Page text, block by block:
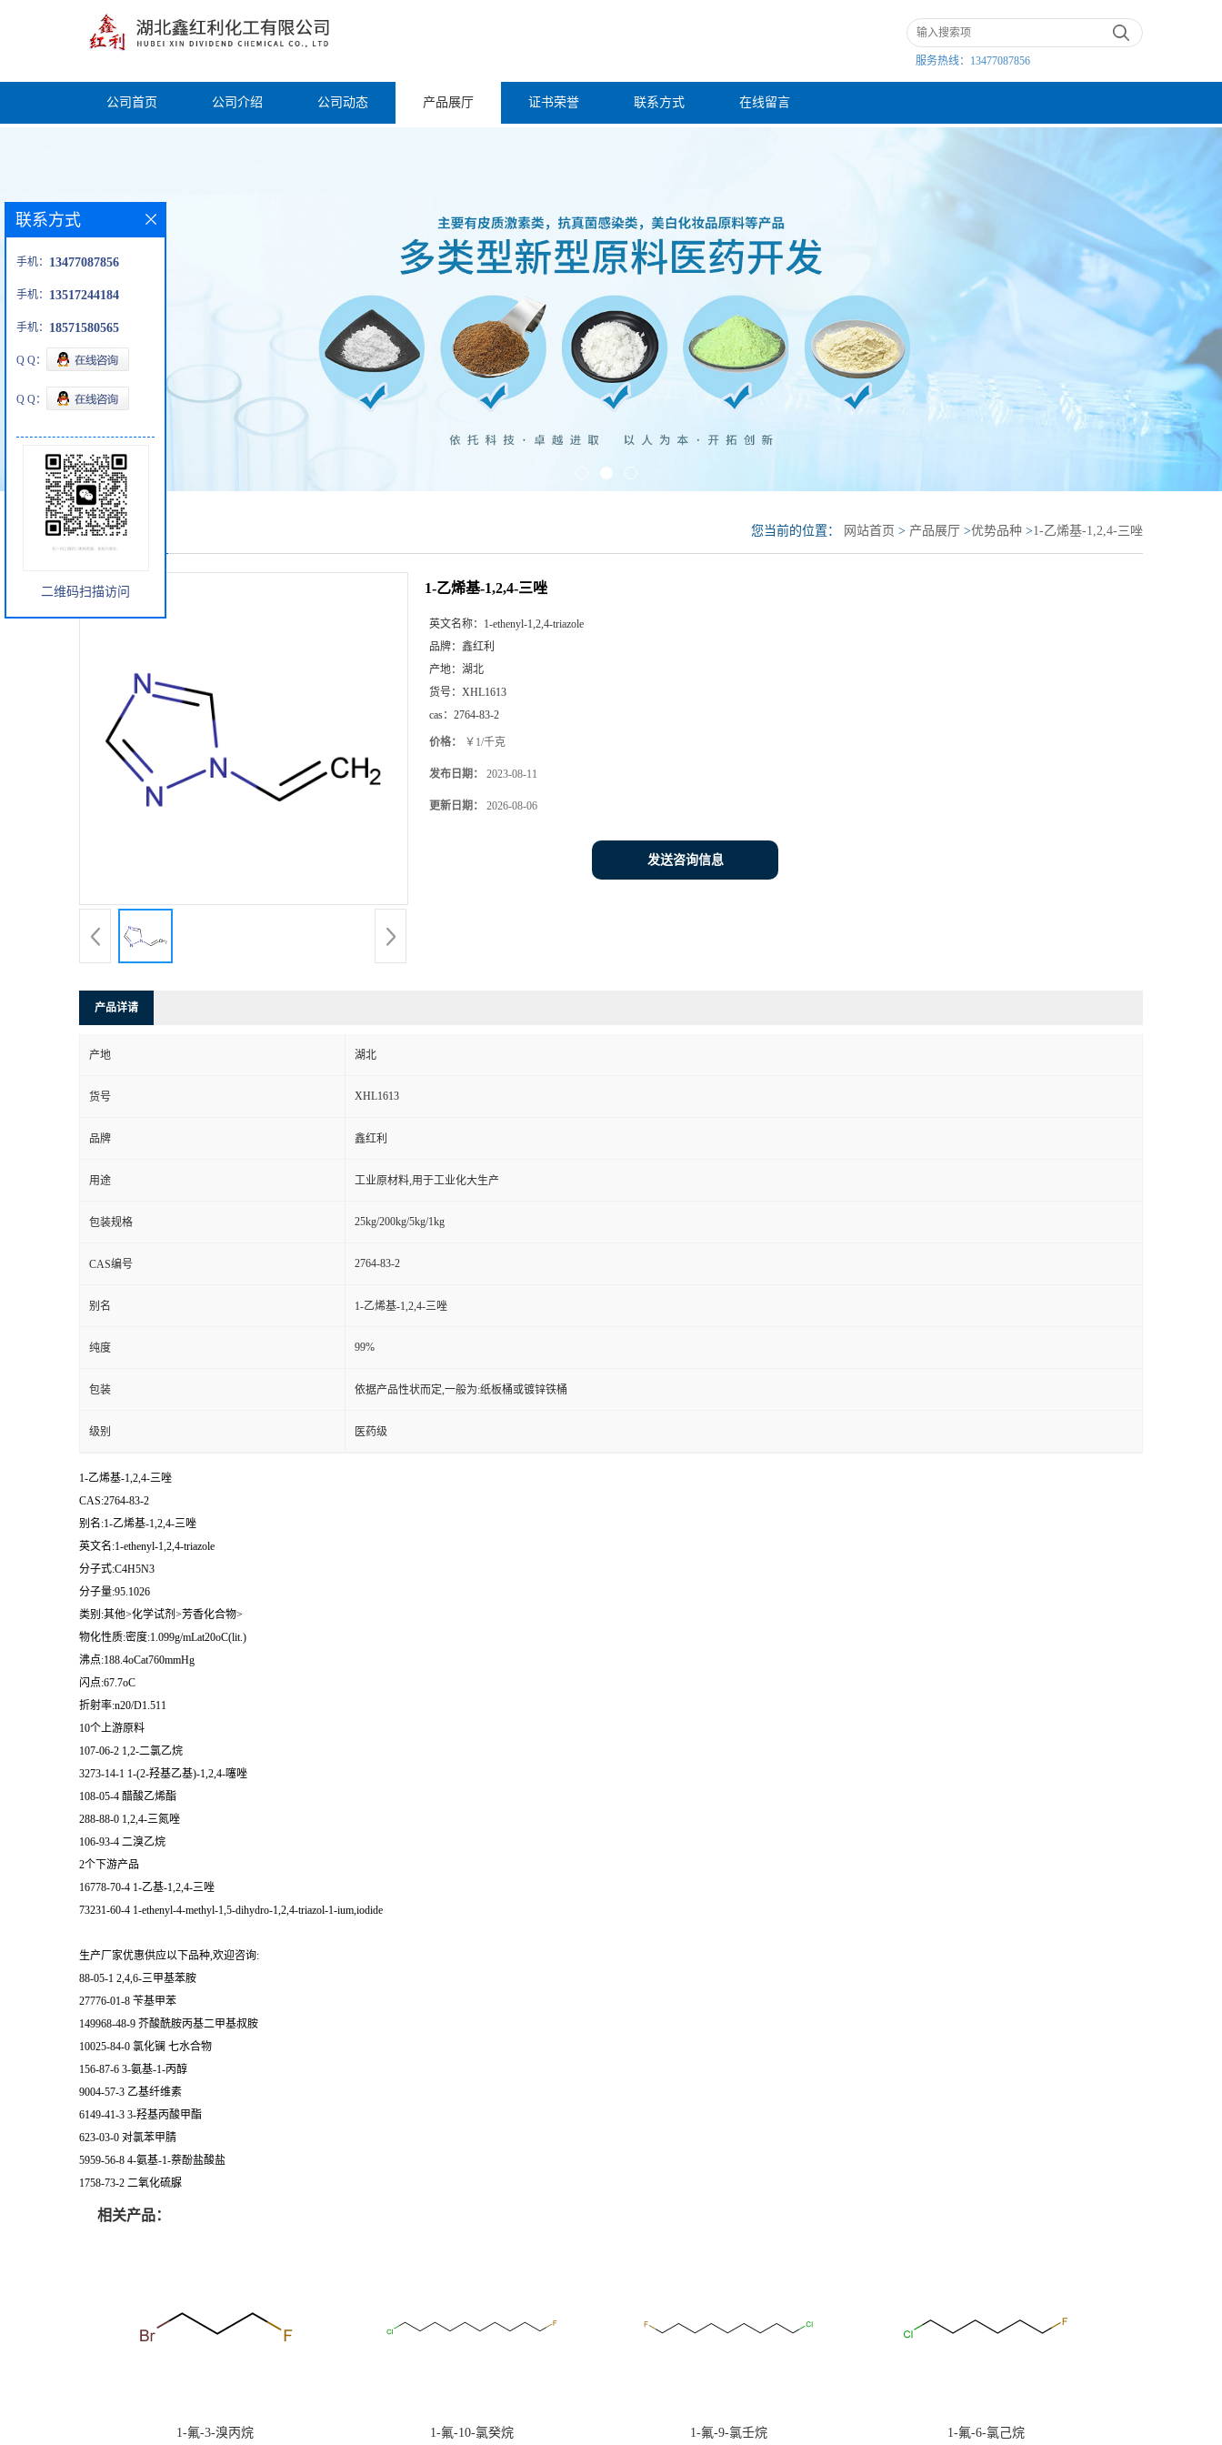
服务热线： 13477087856
公司首页 公司介绍 公司动态 产品展厅 证书荣誉 联系方式 在线留言
产品展厅 您当前的位置： 网站首页 > 产品展厅 >优势品种 >1-乙烯基-1,2,4-三唑
1-乙烯基-1,2,4-三唑
英文名称： 1-ethenyl-1,2,4-triazole
品牌： 鑫红利
产地： 湖北
货号： XHL1613
cas： 2764-83-2
价格： ￥1/千克
发布日期： 2023-08-11
更新日期： 2026-08-06
发送咨询信息
产品详请
产地 湖北
货号 XHL1613
品牌 鑫红利
用途 工业原材料,用于工业化大生产
包装规格 25kg/200kg/5kg/1kg
CAS编号 2764-83-2
别名 1-乙烯基-1,2,4-三唑
纯度 99%
包装 依据产品性状而定,一般为:纸板桶或镀锌铁桶
级别 医药级
1-乙烯基-1,2,4-三唑
CAS:2764-83-2
别名:1-乙烯基-1,2,4-三唑
英文名:1-ethenyl-1,2,4-triazole
分子式:C4H5N3
分子量:95.1026
类别:其他>化学试剂>芳香化合物>
物化性质:密度:1.099g/mLat20oC(lit.)
沸点:188.4oCat760mmHg
闪点:67.7oC
折射率:n20/D1.511
10个上游原料
107-06-2 1,2-二氯乙烷
3273-14-1 1-(2-羟基乙基)-1,2,4-噻唑
108-05-4 醋酸乙烯酯
288-88-0 1,2,4-三氮唑
106-93-4 二溴乙烷
2个下游产品
16778-70-4 1-乙基-1,2,4-三唑
73231-60-4 1-ethenyl-4-methyl-1,5-dihydro-1,2,4-triazol-1-ium,iodide
生产厂家优惠供应以下品种,欢迎咨询:
88-05-1 2,4,6-三甲基苯胺
27776-01-8 苄基甲苯
149968-48-9 芥酸酰胺丙基二甲基叔胺
10025-84-0 氯化镧 七水合物
156-87-6 3-氨基-1-丙醇
9004-57-3 乙基纤维素
6149-41-3 3-羟基丙酸甲酯
623-03-0 对氯苯甲腈
5959-56-8 4-氨基-1-萘酚盐酸盐
1758-73-2 二氧化硫脲
相关产品：
1-氟-3-溴丙烷 1-氟-10-氯癸烷 1-氟-9-氯壬烷 1-氟-6-氯己烷
联系方式
手机： 13477087856
手机： 13517244184
手机： 18571580565
Q Q：
Q Q：
二维码扫描访问